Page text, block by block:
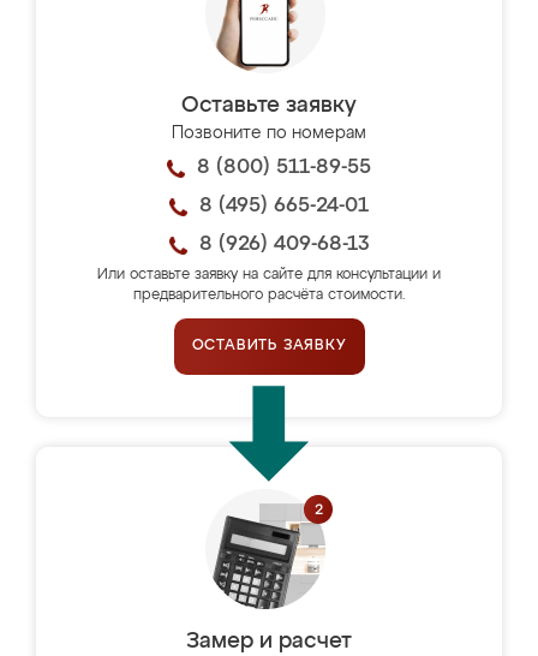
Оставьте заявку
Позвоните по номерам
8 (800) 511-89-55
8 (495) 665-24-01
8 (926) 409-68-13
Или оставьте заявку на сайте для консультации и
предварительного расчёта стоимости.
ОСТАВИТЬ ЗАЯВКУ
Замер и расчет